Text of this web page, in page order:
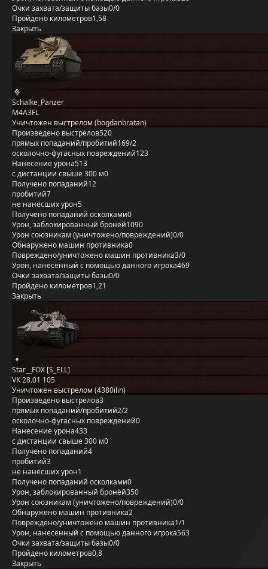
Очки захвата/защиты базы0/0
Пройдено километров1,58
Закрыть
Schalke_Panzer
M4A3FL
Уничтожен выстрелом (bogdanbratan)
Произведено выстрелов520
прямых попаданий/пробитий169/2
осколочно-фугасных повреждений123
Нанесение урона513
с дистанции свыше 300 м0
Получено попаданий12
пробитий7
не нанёсших урон5
Получено попаданий осколками0
Урон, заблокированный бронёй1090
Урон союзникам (уничтожено/повреждений)0/0
Обнаружено машин противника0
Повреждено/уничтожено машин противника3/0
Урон, нанесённый с помощью данного игрока469
Очки захвата/защиты базы0/0
Пройдено километров1,21
Закрыть
Star__FOX [S_ELL]
VK 28.01 105
Уничтожен выстрелом (4380ilin)
Произведено выстрелов3
прямых попаданий/пробитий2/2
осколочно-фугасных повреждений0
Нанесение урона433
с дистанции свыше 300 м0
Получено попаданий4
пробитий3
не нанёсших урон1
Получено попаданий осколками0
Урон, заблокированный бронёй350
Урон союзникам (уничтожено/повреждений)0/0
Обнаружено машин противника2
Повреждено/уничтожено машин противника1/1
Урон, нанесённый с помощью данного игрока563
Очки захвата/защиты базы0/0
Пройдено километров0,8
Закрыть